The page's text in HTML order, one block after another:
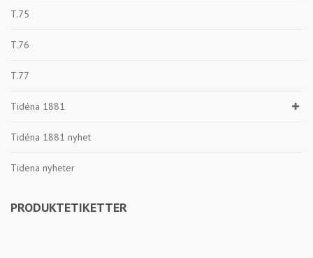
T.75
T.76
T.77
Tidéna 1881
Tidéna 1881 nyhet
Tidena nyheter
PRODUKTETIKETTER